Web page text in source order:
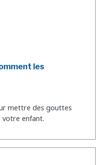
les
mettre des gouttes
votre enfant.